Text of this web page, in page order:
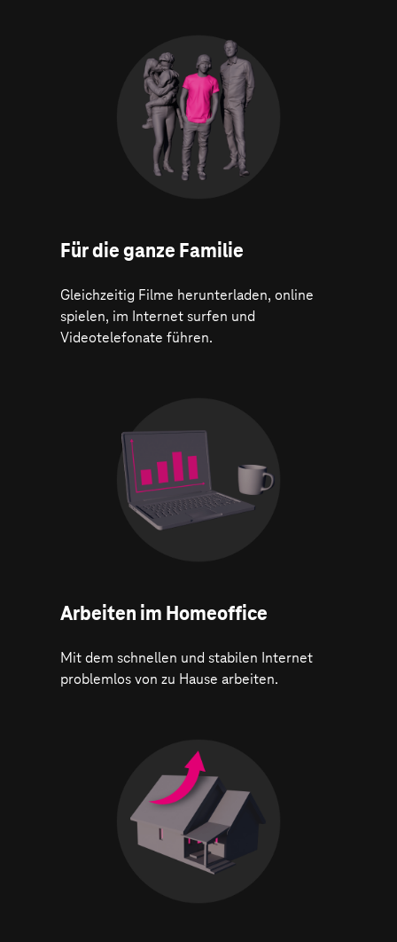
Für die ganze Familie
Gleichzeitig Filme herunterladen, online
spielen, im Internet surfen und
Videotelefonate führen.
Arbeiten im Homeoffice
Mit dem schnellen und stabilen Internet
problemlos von zu Hause arbeiten.